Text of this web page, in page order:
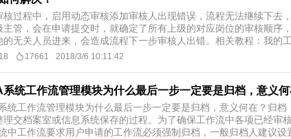
核过程中，启用动态审核添加审核人出现错误，流程无法继续下去
主管，会在申请提交时，就确定了所有上级的对应岗位的审核顺序
的无关人员进来，会造成流程下一步审核人出错。相关教程：我的
17661 2018/3/6 10:11:42
系统工作流管理模块为什么最后一步一定要是归档，意义何
统工作流管理模块为什么最后一步一定要是归档，意义何在？归
理交档案室或信息系统保存的过程。为了确保工作流中各项已经审
中工作流要求用户申请的工作流必须强制归档，一般归档人建议设